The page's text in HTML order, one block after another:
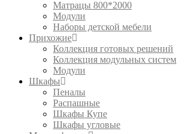
Матрацы 800*2000
Модули
Наборы детской мебели
Прихожие
Коллекция готовых решений
Коллекция модульных систем
Модули
Шкафы
Пеналы
Распашные
Шкафы Купе
Шкафы угловые